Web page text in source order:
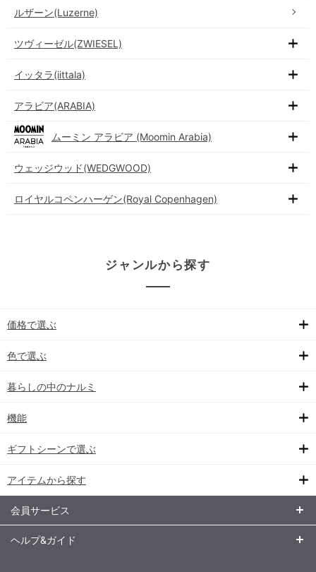
ルザーン(Luzerne)
ツヴィーゼル(ZWIESEL)
イッタラ(iittala)
アラビア(ARABIA)
ムーミン アラビア (Moomin Arabia)
ウェッジウッド(WEDGWOOD)
ロイヤルコペンハーゲン(Royal Copenhagen)
ジャンルから探す
価格で選ぶ
色で選ぶ
暮らしの中のナルミ
機能
ギフトシーンで選ぶ
アイテムから探す
会員サービス
ヘルプ&ガイド